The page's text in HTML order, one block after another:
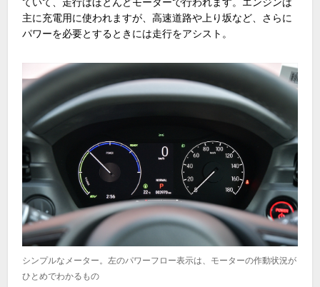
主に充電用に使われますが、高速道路や上り坂など、さらに
パワーを必要とするときには走行をアシスト。
シンプルなメーター。左のパワーフロー表示は、モーターの作動状況が
ひとめでわかるもの